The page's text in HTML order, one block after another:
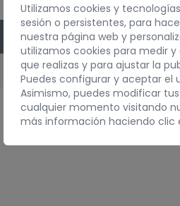
PESO
5 kg
Utilizamos cookies y
sesión o persistentes, para
nuestra página web y
utilizamos cookies para medir
que realizas y para ajustar la
Puedes configurar y aceptar el
Asimismo, puedes modificar
cualquier momento visitando
más información haciendo clic